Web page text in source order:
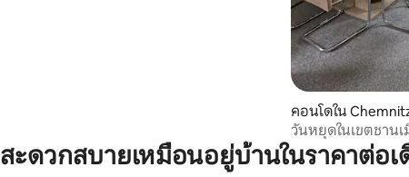
คอนโดใน
วันหยุดในเขตชานเ
สะดวกสบายเหมือนอยู่บ้านในราคาต่อ